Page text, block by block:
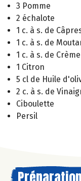
3 Pomme
2 échalote
1 c. à s. de
1 c. à s. de
1 c. à s. de
1 Citron
5 cl de Huile
2 c. à s. de
Ciboulette
Persil